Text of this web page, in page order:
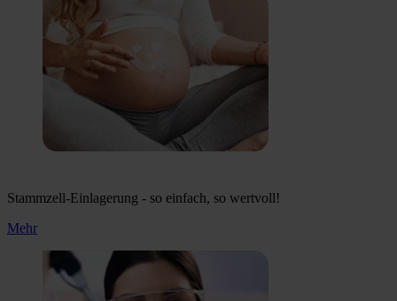
Stammzell-Einlagerung - so einfach, so wertvoll!
Mehr